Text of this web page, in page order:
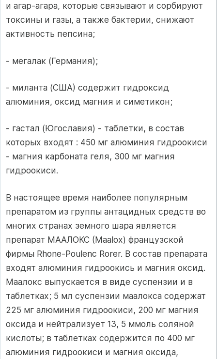
и агар-агара, которые связывают и сорбируют
токсины и газы, а также бактерии, снижают
активность пепсина;
- мегалак (Германия);
- миланта (США) содержит гидроксид
алюминия, оксид магния и симетикон;
- гастал (Югославия) - таблетки, в состав
которых входят : 450 мг алюминия гидроокиси
- магния карбоната геля, 300 мг магния
гидроокиси.
В настоящее время наиболее популярным
препаратом из группы антацидных средств во
многих странах земного шара является
препарат МААЛОКС (Maalox) французской
фирмы Rhone-Poulenc Rorer. В состав препарата
входят алюминия гидроокись и магния оксид.
Маалокс выпускается в виде суспензии и в
таблетках; 5 мл суспензии маалокса содержат
225 мг алюминия гидроокиси, 200 мг магния
оксида и нейтрализует 13, 5 ммоль соляной
кислоты; в таблетках содержится по 400 мг
алюминия гидроокиси и магния оксида,